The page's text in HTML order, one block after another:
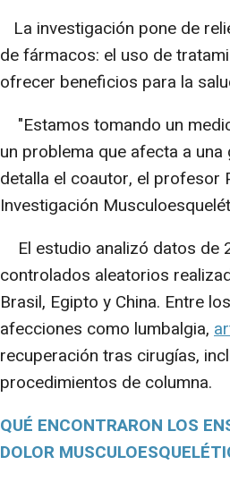
La investigación pone de
de fármacos: el uso de
ofrecer beneficios para la
"Estamos tomando un
un problema que afecta a
detalla el coautor, el profesor
Investigación
El estudio analizó datos de
controlados aleatorios
Brasil, Egipto y China. Entre
afecciones como lumbalgia,
recuperación tras cirugías,
procedimientos de columna.
QUÉ ENCONTRARON LOS
DOLOR